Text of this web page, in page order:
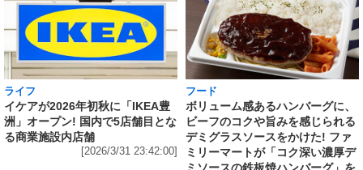
ライフ
イケアが2026年初秋に「IKEA豊
洲」オープン! 国内で5店舗目とな
る商業施設内店舗
[2026/3/31 23:42:00]
フード
ボリューム感あるハンバーグに、
ビーフのコクや旨みを感じられる
デミグラスソースをかけた! ファ
ミリーマートが「コク深い濃厚デ